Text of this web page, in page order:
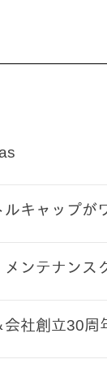
ルキャップが
メンテナンス
会社創立30周